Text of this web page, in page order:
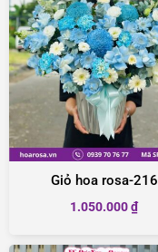
Giỏ hoa rosa-216
1.050.000₫